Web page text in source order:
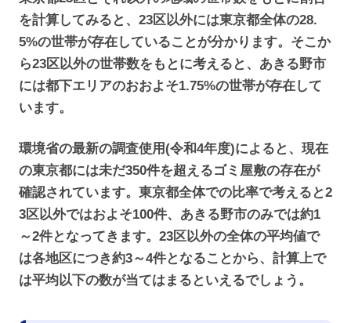
を計算してみると、23区以外には東京都全体の28.
5%の世帯が存在していることが分かります。そこか
ら23区以外の世帯数をもとに考えると、あきる野市
には都下エリアのおおよそ1.75%の世帯が存在して
います。
環境省の最新の調査使用(令和4年度)によると、現在
の東京都には未だ350件を超えるゴミ屋敷の存在が
確認されています。東京都全体での比率で考えると2
3区以外ではおよそ100件、あきる野市のみでは約1
～2件となってきます。23区以外の全体の平均値で
は各地区につき約3～4件となることから、計算上で
は平均以下の数が当てはまるといえるでしょう。